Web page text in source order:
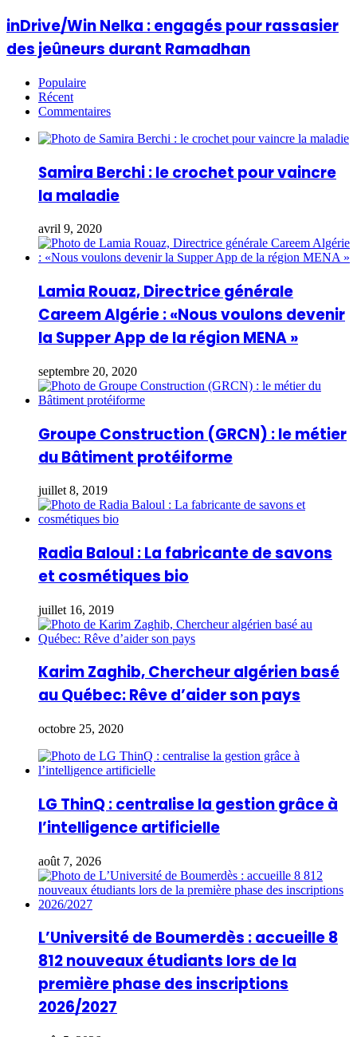
inDrive/Win Nelka : engagés pour rassasier
des jeûneurs durant Ramadhan
Populaire
Récent
Commentaires
Samira Berchi : le crochet pour vaincre
la maladie
avril 9, 2020
Lamia Rouaz, Directrice générale
Careem Algérie : «Nous voulons devenir
la Supper App de la région MENA »
septembre 20, 2020
Groupe Construction (GRCN) : le métier
du Bâtiment protéiforme
juillet 8, 2019
Radia Baloul : La fabricante de savons
et cosmétiques bio
juillet 16, 2019
Karim Zaghib, Chercheur algérien basé
au Québec: Rêve d’aider son pays
octobre 25, 2020
LG ThinQ : centralise la gestion grâce à
l’intelligence artificielle
août 7, 2026
L’Université de Boumerdès : accueille 8
812 nouveaux étudiants lors de la
première phase des inscriptions
2026/2027